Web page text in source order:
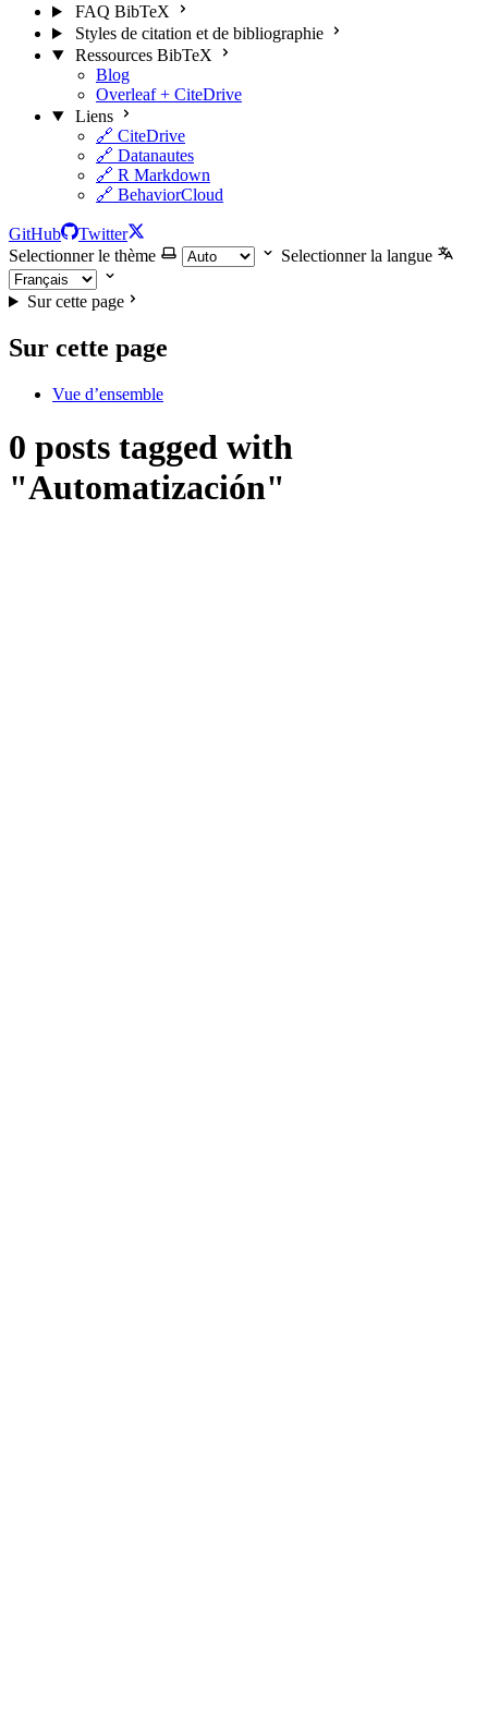
FAQ BibTeX
Styles de citation et de bibliographie
Ressources BibTeX
Blog
Overleaf + CiteDrive
Liens
🔗 CiteDrive
🔗 Datanautes
🔗 R Markdown
🔗 BehaviorCloud
GitHub
Twitter
Selectionner le thème
Selectionner la langue
Sur cette page
Sur cette page
Vue d’ensemble
0 posts tagged with
"Automatización"